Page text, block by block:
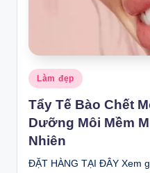
Posted
in
Làm đẹp
Tẩy Tế Bào Chết
Dưỡng Môi Mềm
Nhiên
ĐẶT HÀNG TẠI ĐÂY Xem